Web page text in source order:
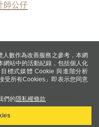
師公仔
數作為改善服務之參考，本網
網站中的活動紀錄，包括個人化
標式媒體 Cookie 與進階分析
受所有Cookies」即表示您同意
們的隱私權條款
Shop. All rights reserved.